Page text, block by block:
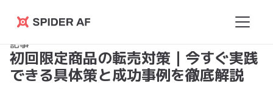
Spider
AF
記事
初回限定商品の転売対策｜今すぐ実践
できる具体策と成功事例を徹底解説